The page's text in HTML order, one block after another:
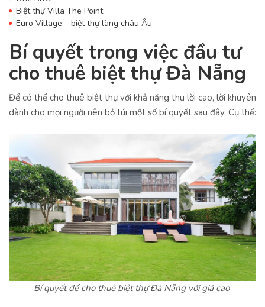
Biệt thự Villa The Point
Euro Village – biệt thự làng châu Âu
Bí quyết trong việc đầu tư
cho thuê biệt thự Đà Nẵng
Để có thể cho thuê biệt thự với khả năng thu lời cao, lời khuyên
dành cho mọi người nên bỏ túi một số bí quyết sau đây. Cụ thể:
Bí quyết để cho thuê biệt thự Đà Nẵng với giá cao